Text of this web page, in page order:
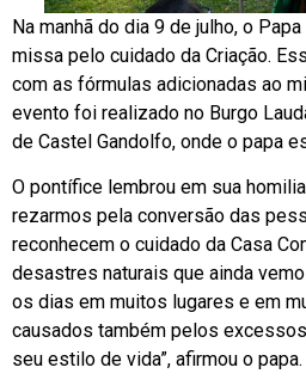
Na manhã do dia 9 de julho, o
missa pelo cuidado da Criação.
com as fórmulas adicionadas ao
evento foi realizado no Burgo
de Castel Gandolfo, onde o papa
O pontífice lembrou em sua
rezarmos pela conversão das
reconhecem o cuidado da Casa
desastres naturais que ainda
os dias em muitos lugares e em
causados também pelos
seu estilo de vida”, afirmou o papa.